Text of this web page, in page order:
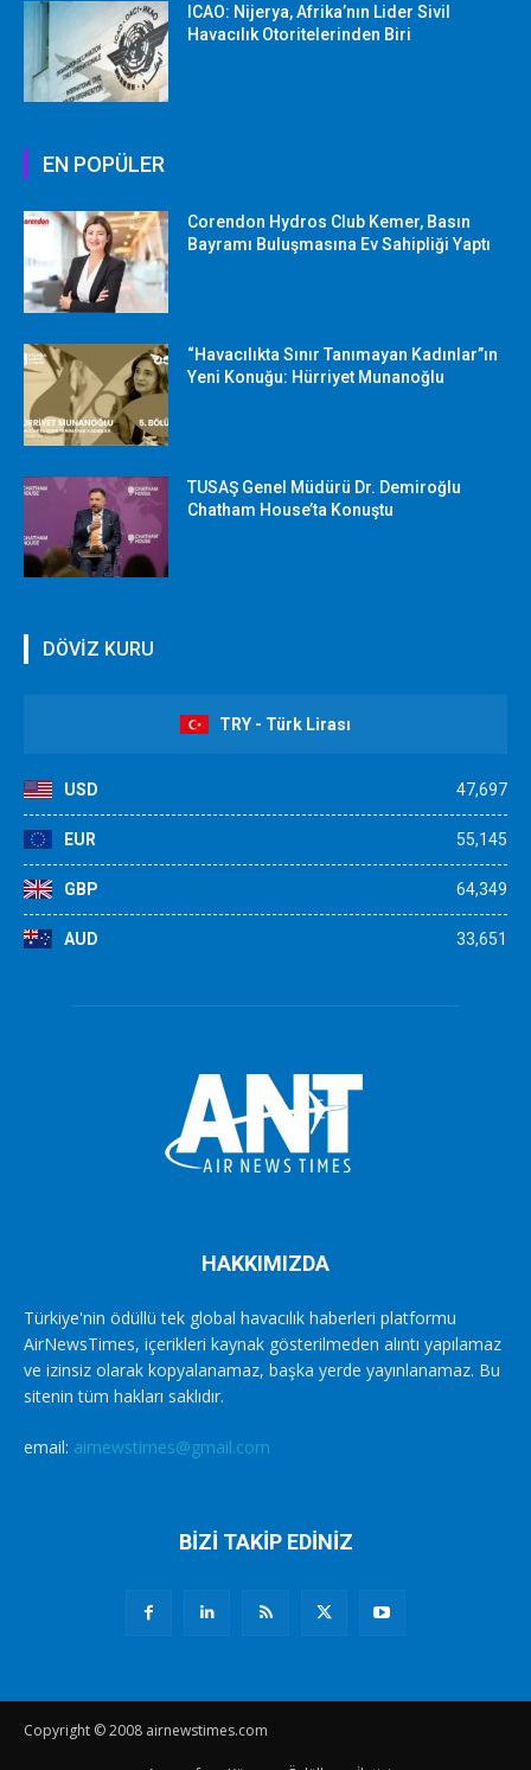
ICAO: Nijerya, Afrika’nın Lider Sivil
Havacılık Otoritelerinden Biri
EN POPÜLER
Corendon Hydros Club Kemer, Basın
Bayramı Buluşmasına Ev Sahipliği Yaptı
“Havacılıkta Sınır Tanımayan Kadınlar”ın
Yeni Konuğu: Hürriyet Munanoğlu
TUSAŞ Genel Müdürü Dr. Demiroğlu
Chatham House’ta Konuştu
DÖVİZ KURU
TRY - Türk Lirası
USD 47,697
EUR 55,145
GBP 64,349
AUD 33,651
HAKKIMIZDA
Türkiye'nin ödüllü tek global havacılık haberleri platformu
AirNewsTimes, içerikleri kaynak gösterilmeden alıntı yapılamaz
ve izinsiz olarak kopyalanamaz, başka yerde yayınlanamaz. Bu
sitenin tüm hakları saklıdır.
email: airnewstimes@gmail.com
BİZİ TAKİP EDİNİZ
Copyright © 2008 airnewstimes.com